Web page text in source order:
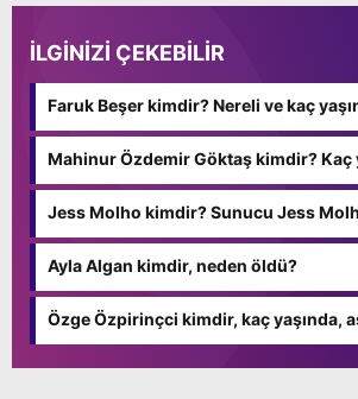
İLGİNİZİ ÇEKEBİLİR
Faruk Beşer kimdir? Nereli ve kaç
Mahinur Özdemir Göktaş kimdir? Kaç
Jess Molho kimdir? Sunucu Jess
Ayla Algan kimdir, neden öldü?
Özge Özpirinçci kimdir, kaç yaşında,